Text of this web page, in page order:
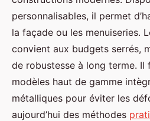
personnalisables, il permet
la façade ou les menuiseries.
convient aux budgets serrés,
de robustesse à long terme. Il
modèles haut de gamme
métalliques pour éviter les
aujourd’hui des méthodes